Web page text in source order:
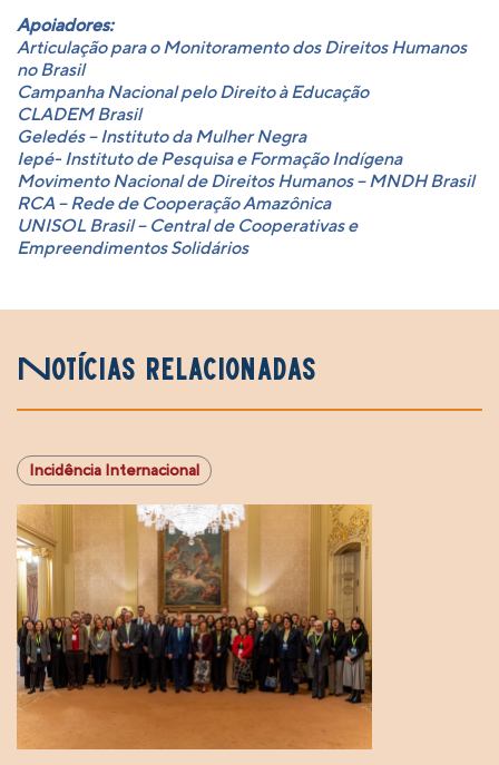
Apoiadores:
Articulação para o Monitoramento dos Direitos Humanos
no Brasil
Campanha Nacional pelo Direito à Educação
CLADEM Brasil
Geledés – Instituto da Mulher Negra
Iepé- Instituto de Pesquisa e Formação Indígena
Movimento Nacional de Direitos Humanos – MNDH Brasil
RCA – Rede de Cooperação Amazônica
UNISOL Brasil – Central de Cooperativas e
Empreendimentos Solidários
Notícias relacionadas
Incidência Internacional